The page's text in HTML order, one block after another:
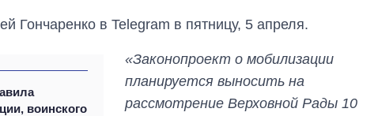
Гончаренко в Telegram в пятницу, 5 апреля.
воинского
«Законопроект о мобилизации
планируется выносить на
рассмотрение Верховной Рады 10